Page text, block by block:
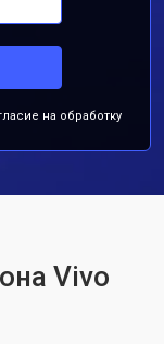
на обработку
Vivo